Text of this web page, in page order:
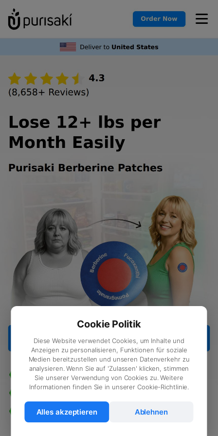
Cookie Politik
Diese Website verwendet Cookies, um Inhalte und
Anzeigen zu personalisieren, Funktionen für soziale
Medien bereitzustellen und unseren Datenverkehr zu
analysieren. Wenn Sie auf 'Zulassen' klicken, stimmen
Sie unserer Verwendung von Cookies zu. Weitere
Informationen finden Sie in unserer Cookie-Richtlinie.
Alles akzeptieren Ablehnen